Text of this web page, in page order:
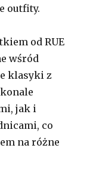
outfity.
od RUE
wśród
klasyki z
jak i
co
na różne